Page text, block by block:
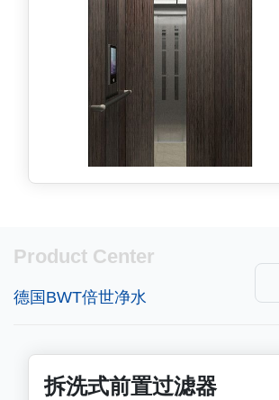
钢 轿门发纹不锈钢 操作盘BC-
T8A1 扶手深色木质直线型（MS-
91） 踢脚板黑色PVC 地板
PVC（YP2013）
Product Center
德国BWT倍世净水
拆洗式前置过滤器